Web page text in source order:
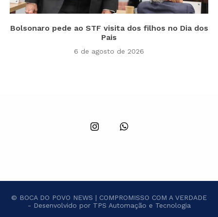
Bolsonaro pede ao STF visita dos filhos no Dia dos
Pais
6 de agosto de 2026
© BOCA DO POVO NEWS | COMPROMISSO COM A VERDADE
- Desenvolvido por TPS Automação e Tecnologia